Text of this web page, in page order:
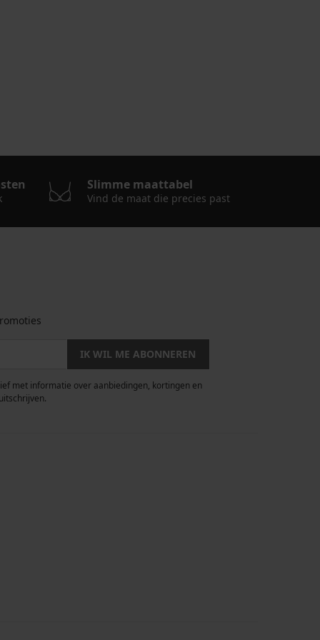
Slimme maattabel
Vind de maat die precies past
IK WIL ME ABONNEREN
met informatie over aanbiedingen, kortingen en